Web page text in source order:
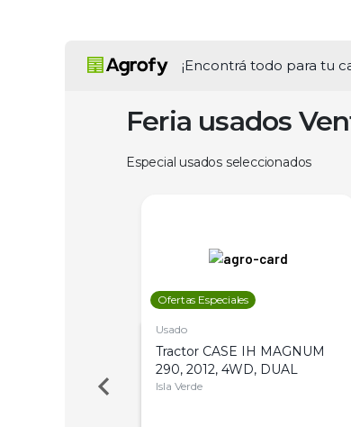
¡Encontrá todo para tu
Feria usados
Especial usados seleccionados
Ofertas Especiales
Usado
Tractor CASE IH MAGNUM
290, 2012, 4WD, DUAL
Isla Verde